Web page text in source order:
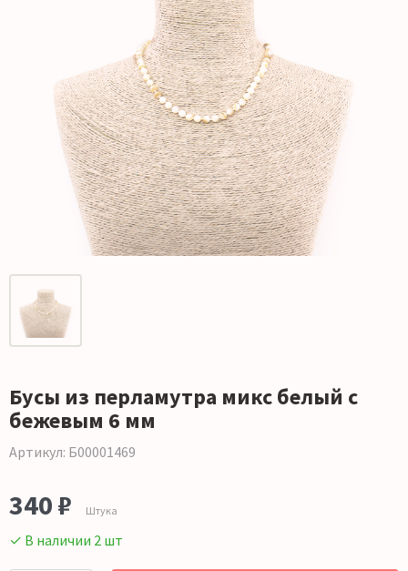
Бусы из перламутра микс белый с
бежевым 6 мм
Артикул: Б00001469
340 ₽ Штука
✓ В наличии 2 шт